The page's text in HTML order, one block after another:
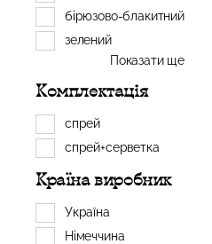
бірюзово-блакитний
зелений
Показати ще
Комплектація
спрей
спрей+серветка
Країна виробник
Україна
Німеччина